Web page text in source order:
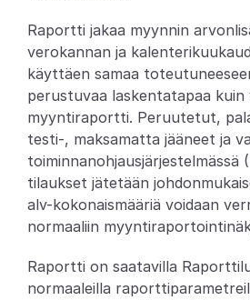
Blogi
Partners
Asiakkaat
Tekoälyominaisuudet
Muutosloki
Raportti jakaa myynnin
verokannan ja
käyttäen samaa
perustuvaa laskentatapaa kuin
myyntiraportti. Peruutetut,
testi-, maksamatta jääneet ja
toiminnanohjausjärjestelmässä
tilaukset jätetään
alv-kokonaismääriä voidaan
normaaliin
Raportti on saatavilla
normaaleilla